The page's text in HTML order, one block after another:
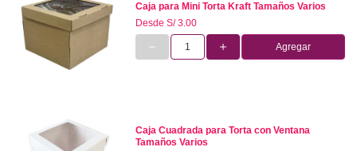
Caja para Mini Torta Kraft Tamaños Varios
DesdeS/ 3.00
Agregar
Caja Cuadrada para Torta con Ventana
Tamaños Varios